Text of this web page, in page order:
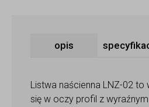
opis
Listwa naścienna LNZ-02 to
się w oczy profil z